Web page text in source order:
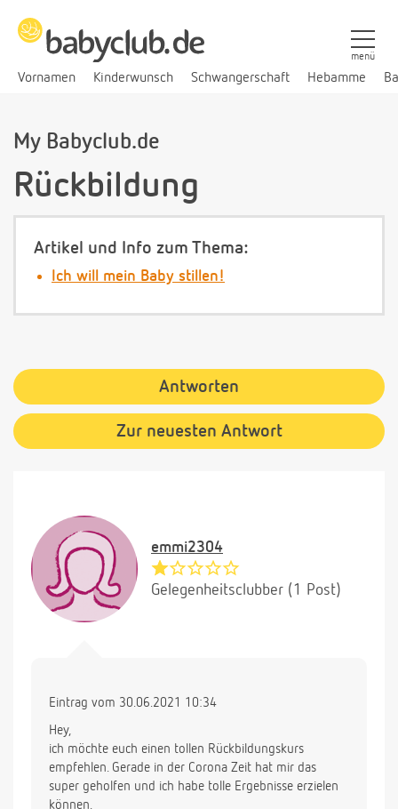
Vornamen Kinderwunsch Schwangerschaft Hebamme
menü
My Babyclub.de
Rückbildung
Artikel und Info zum Thema:
Ich will mein Baby stillen!
Antworten
Zur neuesten Antwort
emmi2304
Gelegenheitsclubber (1 Post)
Eintrag vom 30.06.2021 10:34
Hey,
ich möchte euch einen tollen Rückbildungskurs
empfehlen. Gerade in der Corona Zeit hat mir das
super geholfen und ich habe tolle Ergebnisse erzielen
können.